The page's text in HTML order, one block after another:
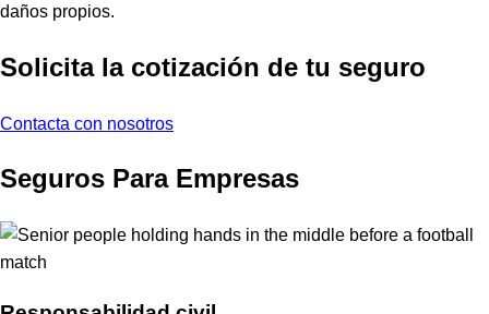
daños propios.
Solicita la cotización de tu seguro
Contacta con nosotros
Seguros Para Empresas